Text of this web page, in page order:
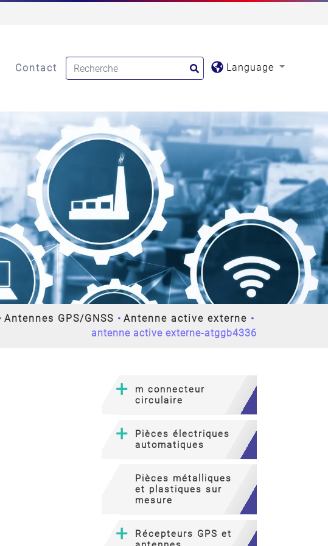
Contact Language
Antennes GPS/GNSS
Antenne active externe
antenne active externe-atggb4336
m connecteur
circulaire
Pièces électriques
automatiques
Pièces métalliques
et plastiques sur
mesure
Récepteurs GPS et